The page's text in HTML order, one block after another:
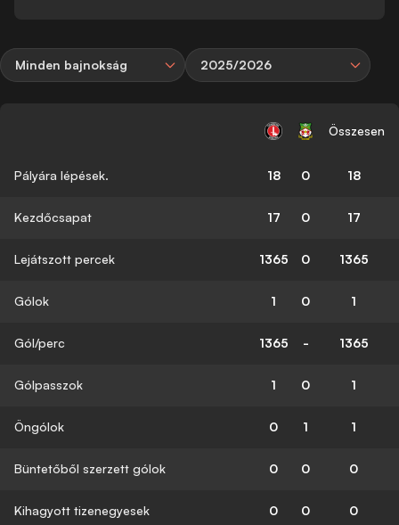
Minden bajnokság 2025/2026
Összesen
Pályára lépések. 18 0 18
Kezdőcsapat 17 0 17
Lejátszott percek 1365 0 1365
Gólok 1 0 1
Gól/perc 1365 - 1365
Gólpasszok 1 0 1
Öngólok 0 1 1
Büntetőből szerzett gólok 0 0 0
Kihagyott tizenegyesek 0 0 0